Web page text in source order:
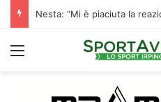
Menu